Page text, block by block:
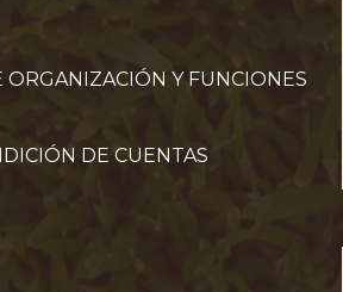
ORGANIZACIÓN Y FUNCIONES
DE CUENTAS